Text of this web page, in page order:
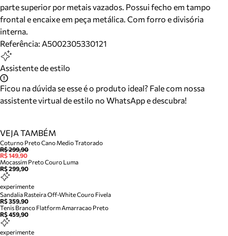
parte superior por metais vazados. Possui fecho em tampo
frontal e encaixe em peça metálica. Com forro e divisória
interna.
Referência: A5002305330121
Assistente de estilo
Ficou na dúvida se esse é o produto ideal? Fale com nossa
assistente virtual de estilo no WhatsApp e descubra!
VEJA TAMBÉM
Coturno Preto Cano Medio Tratorado
R$ 299,90
R$ 149,90
Mocassim Preto Couro Luma
R$ 299,90
experimente
Sandalia Rasteira Off-White Couro Fivela
R$ 359,90
Tenis Branco Flatform Amarracao Preto
R$ 459,90
experimente